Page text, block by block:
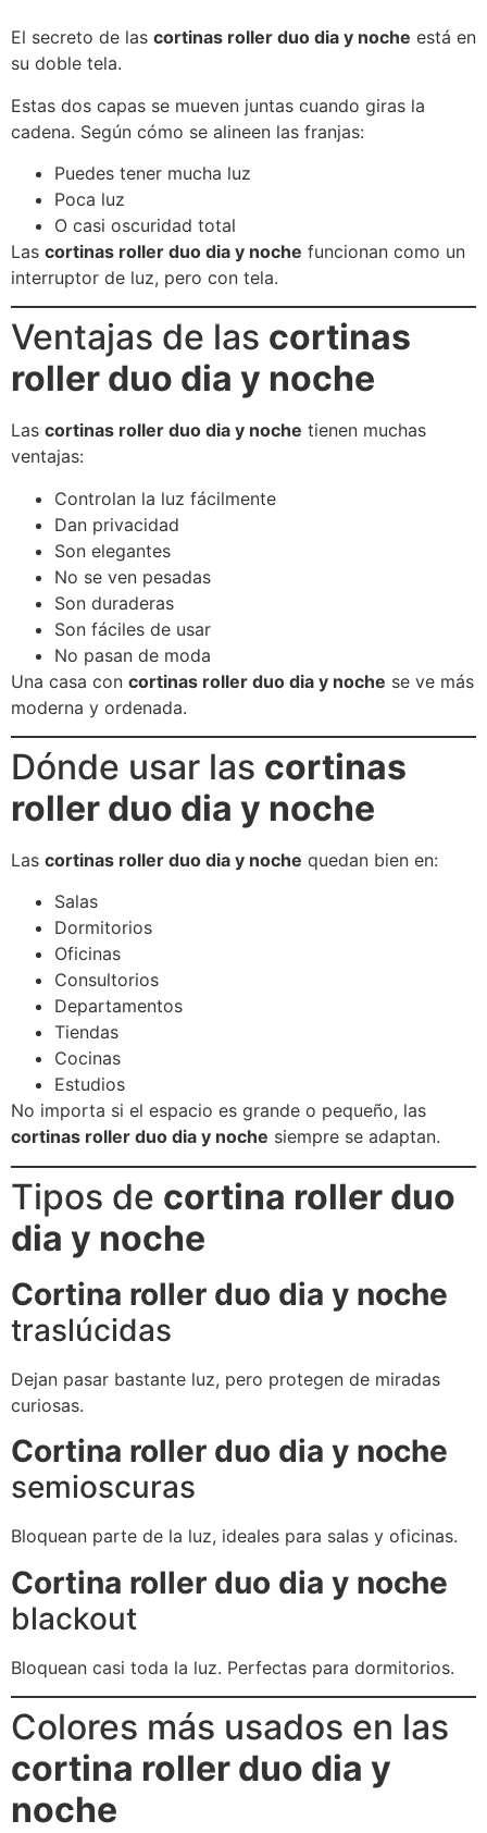
El secreto de las cortinas roller duo dia y noche está en
su doble tela.
Estas dos capas se mueven juntas cuando giras la
cadena. Según cómo se alineen las franjas:
Puedes tener mucha luz
Poca luz
O casi oscuridad total
Las cortinas roller duo dia y noche funcionan como un
interruptor de luz, pero con tela.
Ventajas de las cortinas
roller duo dia y noche
Las cortinas roller duo dia y noche tienen muchas
ventajas:
Controlan la luz fácilmente
Dan privacidad
Son elegantes
No se ven pesadas
Son duraderas
Son fáciles de usar
No pasan de moda
Una casa con cortinas roller duo dia y noche se ve más
moderna y ordenada.
Dónde usar las cortinas
roller duo dia y noche
Las cortinas roller duo dia y noche quedan bien en:
Salas
Dormitorios
Oficinas
Consultorios
Departamentos
Tiendas
Cocinas
Estudios
No importa si el espacio es grande o pequeño, las
cortinas roller duo dia y noche siempre se adaptan.
Tipos de cortina roller duo
dia y noche
Cortina roller duo dia y noche
traslúcidas
Dejan pasar bastante luz, pero protegen de miradas
curiosas.
Cortina roller duo dia y noche
semioscuras
Bloquean parte de la luz, ideales para salas y oficinas.
Cortina roller duo dia y noche
blackout
Bloquean casi toda la luz. Perfectas para dormitorios.
Colores más usados en las
cortina roller duo dia y
noche